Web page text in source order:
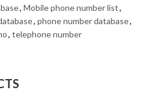
, Mobile phone number list,
, phone number database,
, telephone number